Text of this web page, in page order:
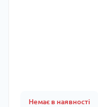
Немає в наявності